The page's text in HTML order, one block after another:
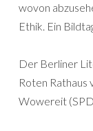
wovon
Ethik. Ein
Der Berliner
Roten Rathaus
Wowereit